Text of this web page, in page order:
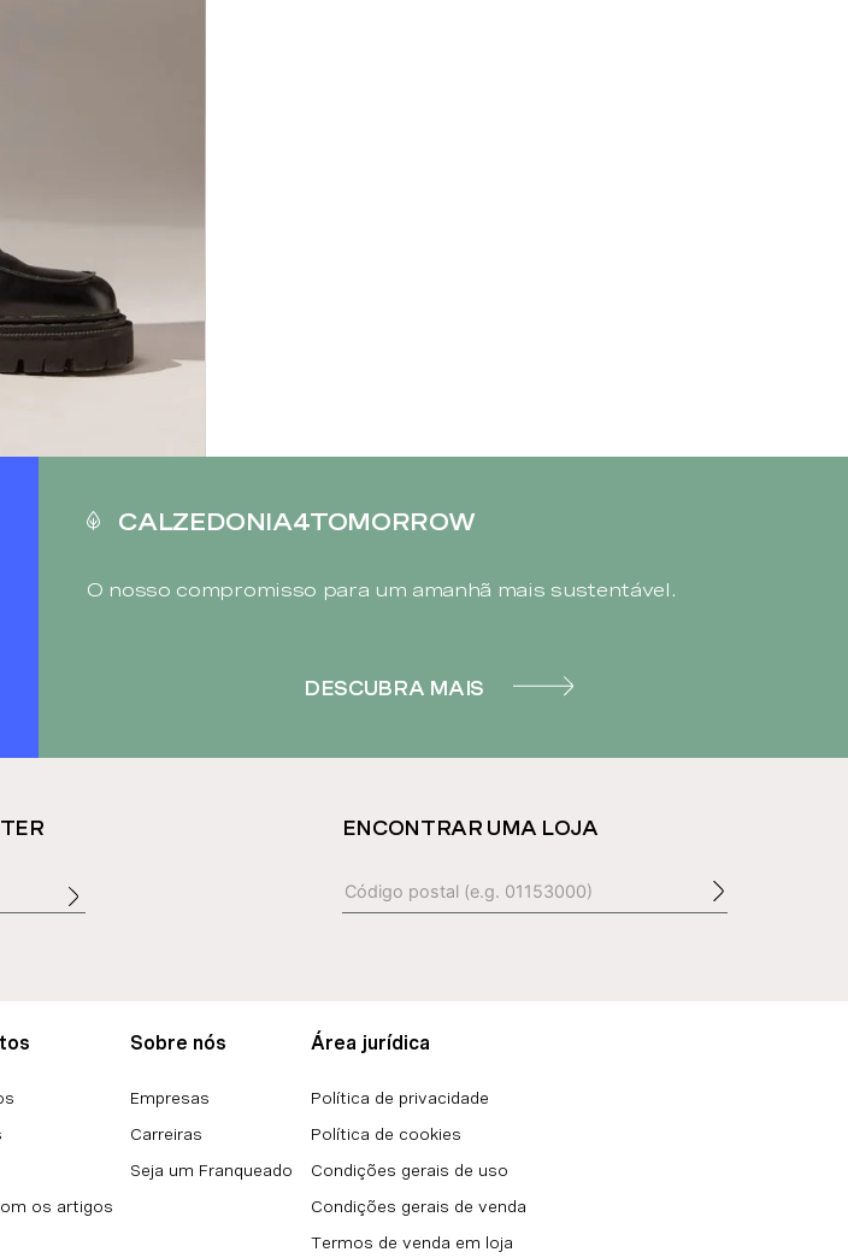
CALZEDONIA4TOMORROW
O nosso compromisso para um amanhã mais sustentável.
DESCUBRA MAIS
ENCONTRAR UMA LOJA
os artigos
Sobre nós
Empresas
Carreiras
Seja um Franqueado
Área jurídica
Política de privacidade
Política de cookies
Condições gerais de uso
Condições gerais de venda
Termos de venda em loja